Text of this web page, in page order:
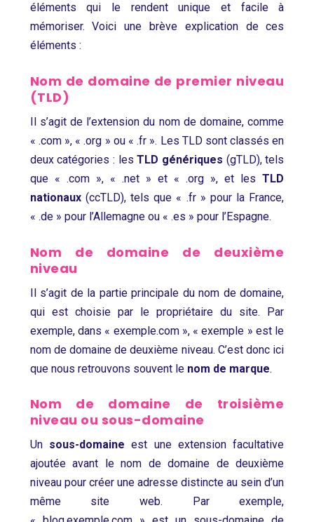
éléments qui le rendent unique et facile à
mémoriser. Voici une brève explication de ces
éléments :
Nom de domaine de premier niveau
(TLD)
Il s’agit de l’extension du nom de domaine, comme
« .com », « .org » ou « .fr ». Les TLD sont classés en
deux catégories : lesTLD génériques (gTLD), tels
que « .com », « .net » et « .org », et lesTLD
nationaux(ccTLD), tels que « .fr » pour la France,
« .de » pour l’Allemagne ou « .es » pour l’Espagne.
Nom de domaine de deuxième
niveau
Il s’agit de la partie principale du nom de domaine,
qui est choisie par le propriétaire du site. Par
exemple, dans « exemple.com », « exemple » est le
nom de domaine de deuxième niveau. C’est donc ici
que nous retrouvons souvent le nom de marque.
Nom de domaine de troisième
niveau ou sous-domaine
Un sous-domaine est une extension facultative
ajoutée avant le nom de domaine de deuxième
niveau pour créer une adresse distincte au sein d’un
même site web. Par exemple,